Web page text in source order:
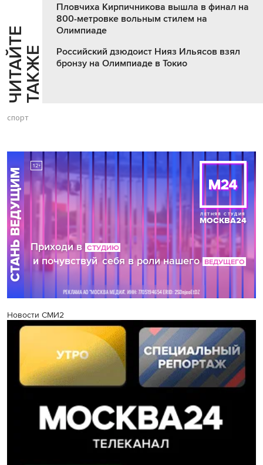
Ч
И
Т
АЙ
Т
Е
Т
А
К
ЖЕ
Пловчиха Кирпичникова вышла в финал на
800-метровке вольным стилем на
Олимпиаде
Российский дзюдоист Нияз Ильясов взял
бронзу на Олимпиаде в Токио
спорт
Новости СМИ2